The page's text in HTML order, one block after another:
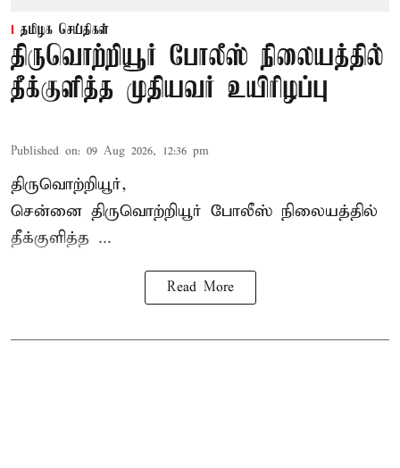
தமிழக செய்திகள்
திருவொற்றியூர் போலீஸ் நிலையத்தில்
தீக்குளித்த முதியவர் உயிரிழப்பு
Published on: 09 Aug 2026, 12:36 pm
திருவொற்றியூர்,
சென்னை திருவொற்றியூர் போலீஸ் நிலையத்தில்
தீக்குளித்த ...
Read More